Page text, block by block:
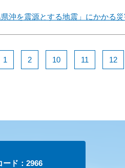
県沖を震源とする地震」にかかる
1 2 10 11 12
ード：2966